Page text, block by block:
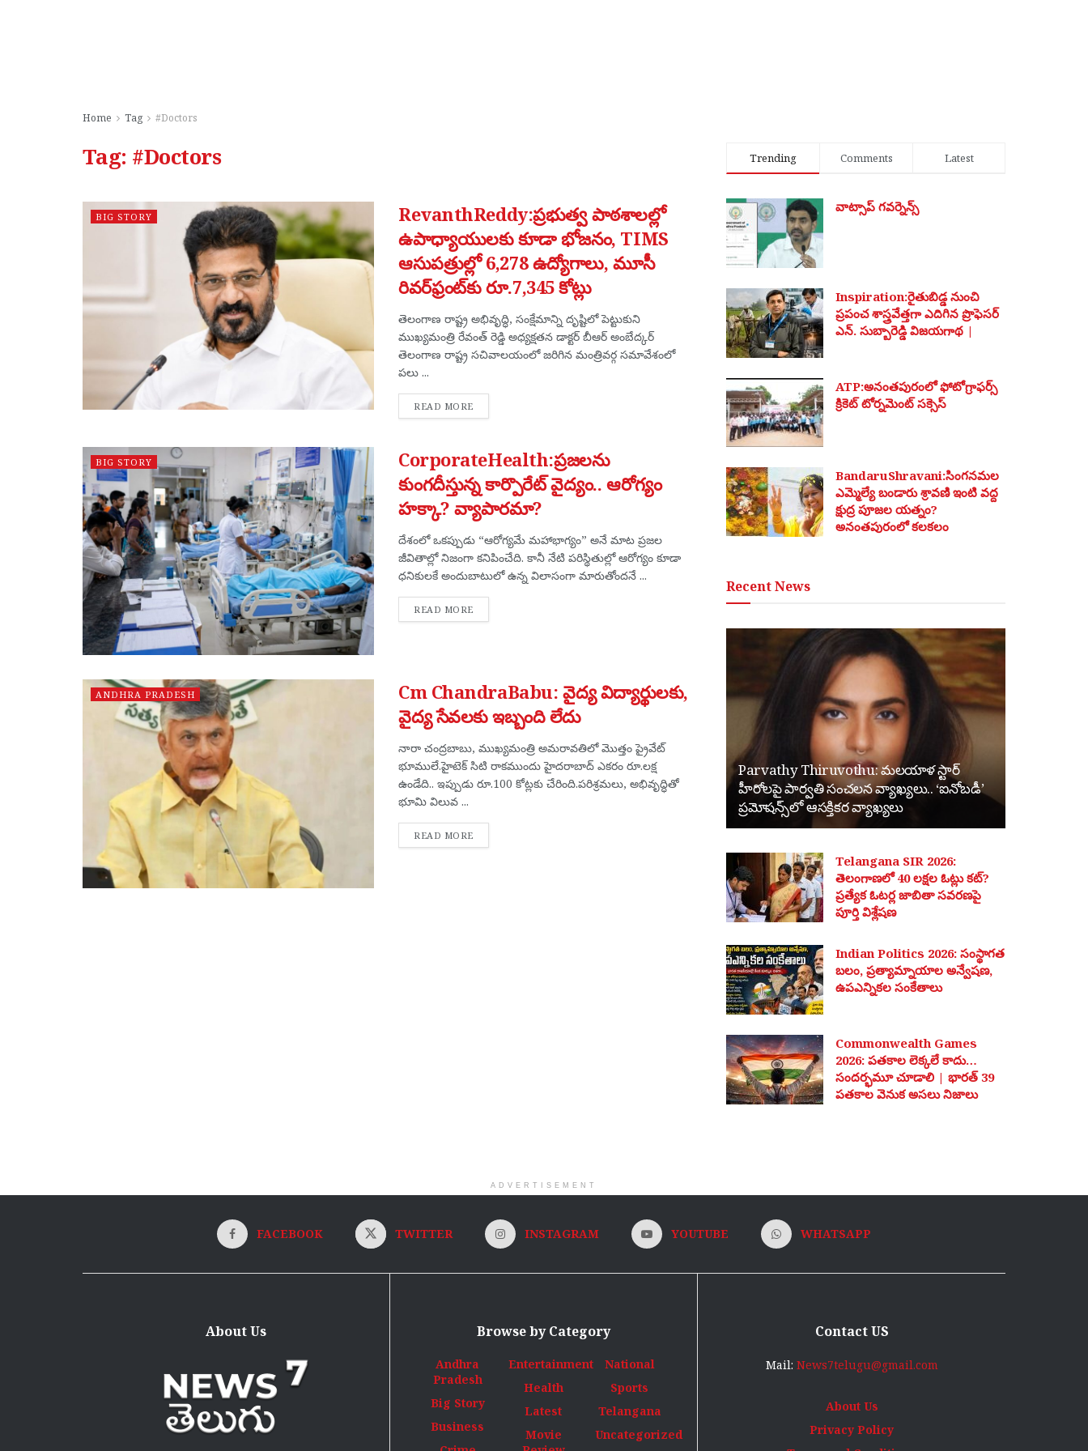
Home Tag #Doctors
Tag: #Doctors
BIG STORY
RevanthReddy:ప్రభుత్వ పాఠశాలల్లో
ఉపాధ్యాయులకు కూడా భోజనం, TIMS
ఆసుపత్రుల్లో 6,278 ఉద్యోగాలు, మూసీ
రివర్‌ఫ్రంట్‌కు రూ.7,345 కోట్లు
తెలంగాణ రాష్ట్ర అభివృద్ధి, సంక్షేమాన్ని దృష్టిలో పెట్టుకుని
ముఖ్యమంత్రి రేవంత్ రెడ్డి అధ్యక్షతన డాక్టర్ బీఆర్ అంబేద్కర్
తెలంగాణ రాష్ట్ర సచివాలయంలో జరిగిన మంత్రివర్గ సమావేశంలో
పలు ...
READ MOREDETAILS
BIG STORY
CorporateHealth:ప్రజలను
కుంగదీస్తున్న కార్పొరేట్ వైద్యం.. ఆరోగ్యం
హక్కా? వ్యాపారమా?
దేశంలో ఒకప్పుడు “ఆరోగ్యమే మహాభాగ్యం” అనే మాట ప్రజల
జీవితాల్లో నిజంగా కనిపించేది. కానీ నేటి పరిస్థితుల్లో ఆరోగ్యం కూడా
ధనికులకే అందుబాటులో ఉన్న విలాసంగా మారుతోందనే ...
READ MOREDETAILS
ANDHRA PRADESH
Cm ChandraBabu: వైద్య విద్యార్థులకు,
వైద్య సేవలకు ఇబ్బంది లేదు
నారా చంద్రబాబు, ముఖ్యమంత్రి అమరావతిలో మొత్తం ప్రైవేట్
భూములే.హైటెక్ సిటి రాకముందు హైదరాబాద్ ఎకరం రూ.లక్ష
ఉండేది.. ఇప్పుడు రూ.100 కోట్లకు చేరింది.పరిశ్రమలు, అభివృద్ధితో
భూమి విలువ ...
READ MOREDETAILS
Trending Comments Latest
వాట్సాప్ గవర్నెన్స్
Inspiration:రైతుబిడ్డ నుంచి
ప్రపంచ శాస్త్రవేత్తగా ఎదిగిన ప్రొఫెసర్
ఎన్. సుబ్బారెడ్డి విజయగాథ |
ATP:అనంతపురంలో ఫోటోగ్రాఫర్స్
క్రికెట్ టోర్నమెంట్ సక్సెస్
BandaruShravani:సింగనమల
ఎమ్మెల్యే బండారు శ్రావణి ఇంటి వద్ద
క్షుద్ర పూజల యత్నం?
అనంతపురంలో కలకలం
Recent News
Parvathy Thiruvothu: మలయాళ స్టార్
హీరోలపై పార్వతి సంచలన వ్యాఖ్యలు.. ‘ఐనోబడీ’
ప్రమోషన్స్‌లో ఆసక్తికర వ్యాఖ్యలు
Telangana SIR 2026:
తెలంగాణలో 40 లక్షల ఓట్లు కట్?
ప్రత్యేక ఓటర్ల జాబితా సవరణపై
పూర్తి విశ్లేషణ
Indian Politics 2026: సంస్థాగత
బలం, ప్రత్యామ్నాయాల అన్వేషణ,
ఉపఎన్నికల సంకేతాలు
Commonwealth Games
2026: పతకాల లెక్కలే కాదు…
సందర్భమూ చూడాలి | భారత్ 39
పతకాల వెనుక అసలు నిజాలు
ADVERTISEMENT
FACEBOOK TWITTER INSTAGRAM YOUTUBE WHATSAPP
About Us Browse by Category
Andhra
Pradesh
Big Story
Business
Entertainment
Health
Latest
Movie
National
Sports
Telangana
Uncategorized
Contact US
Mail: News7telugu@gmail.com
About Us
Privacy Policy